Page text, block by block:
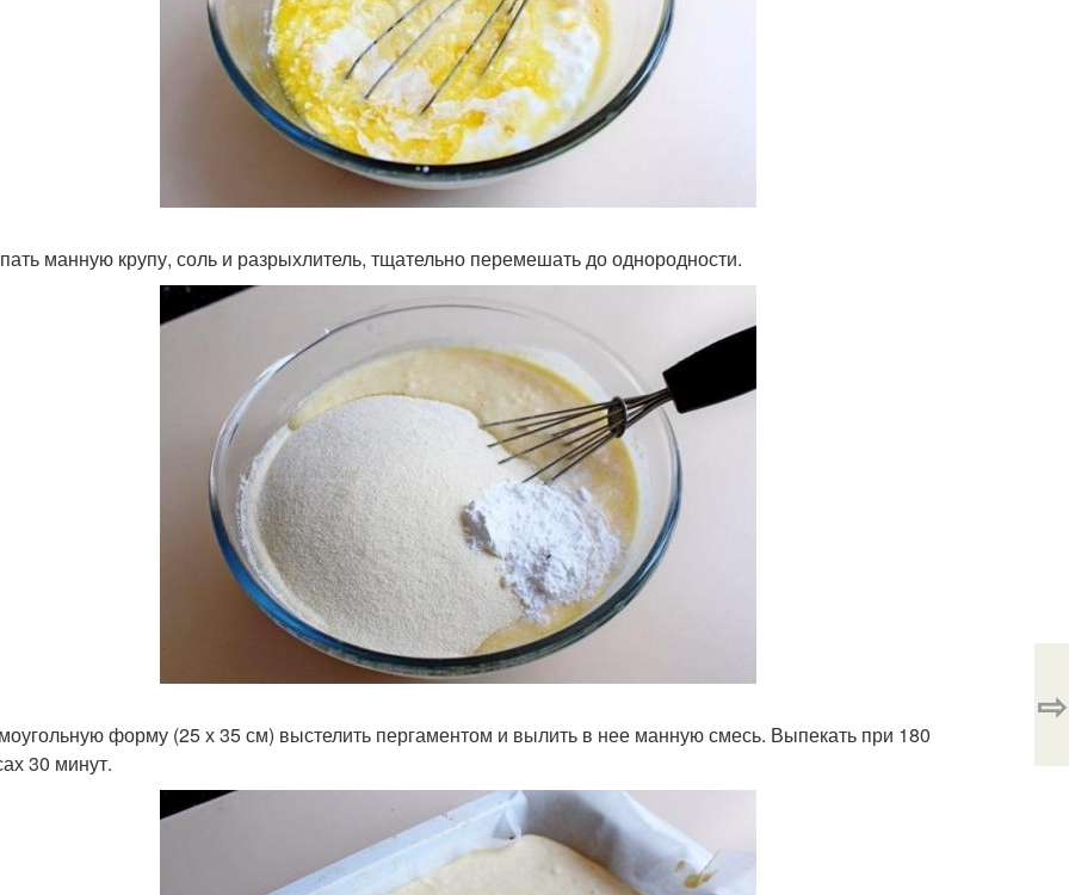
манную крупу, соль и разрыхлитель, тщательно перемешать до однородности.
форму (25 х 35 см) выстелить пергаментом и вылить в нее манную смесь. Выпекать при 180
30 минут.
⇨